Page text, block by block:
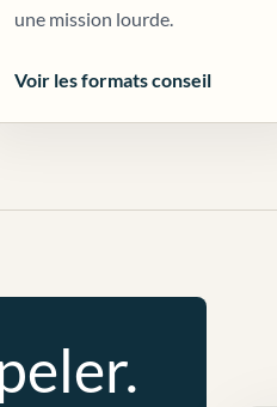
une mission lourde.
Voir les formats conseil